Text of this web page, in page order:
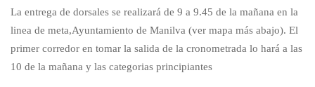
La entrega de dorsales se realizará de 9 a 9.45 de la mañana en la
linea de meta,Ayuntamiento de Manilva (ver mapa más abajo). El
primer corredor en tomar la salida de la cronometrada lo hará a las
10 de la mañana y las categorias principiantes